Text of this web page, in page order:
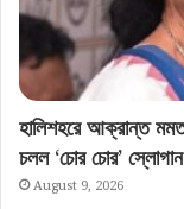
হালিশহরে আক্রান্ত
চলল ‘চোর চোর’ স্লোগান
August 9, 2026